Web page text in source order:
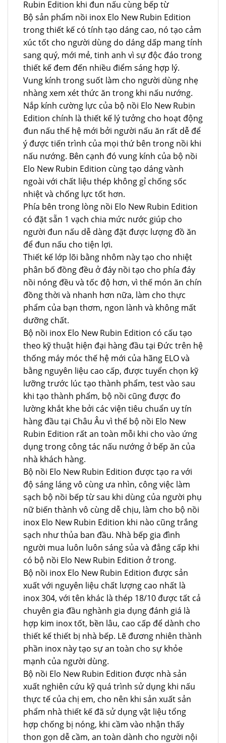
Rubin Edition khi đun nấu cùng bếp từ
Bộ sản phẩm nồi inox Elo New Rubin Edition
trong thiết kế có tính tạo dáng cao, nó tạo cảm
xúc tốt cho người dùng do dáng dấp mang tính
sang quý, mới mẻ, tinh anh vì sự độc đáo trong
thiết kế đem đến nhiều điểm sáng hợp lý.
Vung kính trong suốt làm cho người dùng nhẹ
nhàng xem xét thức ăn trong khi nấu nướng.
Nắp kính cường lực của bộ nồi Elo New Rubin
Edition chính là thiết kế lý tưởng cho hoạt động
đun nấu thế hệ mới bởi người nấu ăn rất dễ để
ý được tiến trình của mọi thứ bên trong nồi khi
nấu nướng. Bên cạnh đó vung kính của bộ nồi
Elo New Rubin Edition cùng tạo dáng vành
ngoài với chất liệu thép không gỉ chống sốc
nhiệt và chống lực tốt hơn.
Phía bên trong lòng nồi Elo New Rubin Edition
có đặt sẵn 1 vạch chia mức nước giúp cho
người đun nấu dễ dàng đặt được lượng đồ ăn
để đun nấu cho tiện lợi.
Thiết kế lớp lõi bằng nhôm này tạo cho nhiệt
phân bố đồng đều ở đáy nồi tạo cho phía đáy
nồi nóng đều và tốc độ hơn, vì thế món ăn chín
đồng thời và nhanh hơn nữa, làm cho thực
phẩm của bạn thơm, ngon lành và không mất
dưỡng chất.
Bộ nồi inox Elo New Rubin Edition có cấu tạo
theo kỹ thuật hiện đại hàng đầu tại Đức trên hệ
thống máy móc thế hệ mới của hãng ELO và
bằng nguyên liệu cao cấp, được tuyển chọn kỹ
lưỡng trước lúc tạo thành phẩm, test vào sau
khi tạo thành phẩm, bộ nồi cũng được đo
lường khắt khe bởi các viện tiêu chuẩn uy tín
hàng đầu tại Châu Âu vì thế bộ nồi Elo New
Rubin Edition rất an toàn mỗi khi cho vào ứng
dụng trong công tác nấu nướng ở bếp ăn của
nhà khách hàng.
Bộ nồi Elo New Rubin Edition được tạo ra với
độ sáng láng vô cùng ưa nhìn, công việc làm
sạch bộ nồi bếp từ sau khi dùng của người phụ
nữ biến thành vô cùng dễ chịu, làm cho bộ nồi
inox Elo New Rubin Edition khi nào cũng trắng
sạch như thủa ban đầu. Nhà bếp gia đình
người mua luôn luôn sáng sủa và đẳng cấp khi
có bộ nồi Elo New Rubin Edition ở trong.
Bộ nồi inox Elo New Rubin Edition được sản
xuất với nguyên liệu chất lượng cao nhất là
inox 304, với tên khác là thép 18/10 được tất cả
chuyên gia đầu nghành gia dụng đánh giá là
hợp kim inox tốt, bền lâu, cao cấp để dành cho
thiết kế thiết bị nhà bếp. Lẽ đương nhiên thành
phần inox này tạo sự an toàn cho sự khỏe
mạnh của người dùng.
Bộ nồi Elo New Rubin Edition được nhà sản
xuất nghiên cứu kỹ quá trình sử dụng khi nấu
thực tế của chị em, cho nên khi sản xuất sản
phẩm nhà thiết kế đã sử dụng vật liệu tổng
hợp chống bị nóng, khi cầm vào nhận thấy
thon gọn dễ cầm, an toàn dành cho người nội